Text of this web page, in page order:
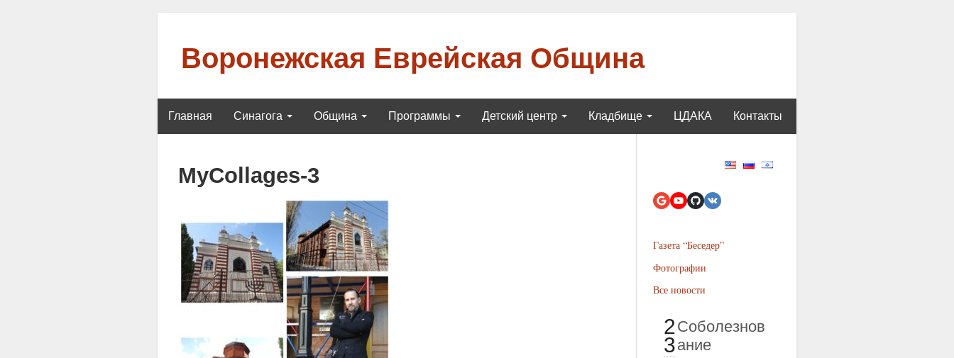
Воронежская Еврейская Община
Главная Синагога Община Программы Детский центр Кладбище ЦДАКА Контакты
MyCollages-3
Газета “Беседер”
Фотографии
Все новости
2
3
Соболезнов
ание